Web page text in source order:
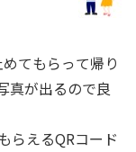
てもらって帰り
真が出るので良
らえるQRコード